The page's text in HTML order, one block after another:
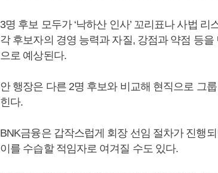
3명 후보 모두가 ‘낙하산 인사’ 꼬리표나 사법
각 후보자의 경영 능력과 자질, 강점과 약점 등
으로 예상된다.
안 행장은 다른 2명 후보와 비교해 현직으로 그
힌다.
BNK금융은 갑작스럽게 회장 선임 절차가 진행
이를 수습할 적임자로 여겨질 수도 있다.